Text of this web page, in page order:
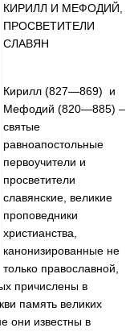
КИРИЛЛ И МЕФОДИЙ,
ПРОСВЕТИТЕЛИ
СЛАВЯН
Кирилл (827—869) и
Мефодий (820—885) –
святые
равноапостольные
первоучители и
просветители
славянские, великие
проповедники
христианства,
канонизированные не
только православной,
причислены в
память великих
они известны в